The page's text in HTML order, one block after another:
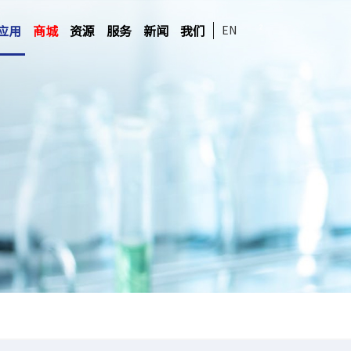
用 商城 资源 服务 新闻 我们 EN